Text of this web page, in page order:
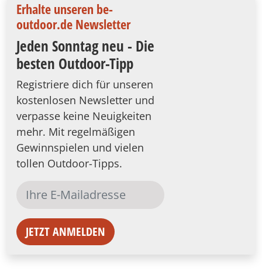
Erhalte unseren be-
outdoor.de Newsletter
Jeden Sonntag neu - Die
besten Outdoor-Tipp
Registriere dich für unseren
kostenlosen Newsletter und
verpasse keine Neuigkeiten
mehr. Mit regelmäßigen
Gewinnspielen und vielen
tollen Outdoor-Tipps.
JETZT ANMELDEN